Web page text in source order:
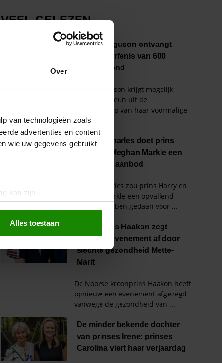
Over
van technologieën zoals
advertenties en content,
wie uw gegevens gebruikt
kan zijn
te bieden en om ons
partners voor social
met onze cookies als u
Alles toestaan